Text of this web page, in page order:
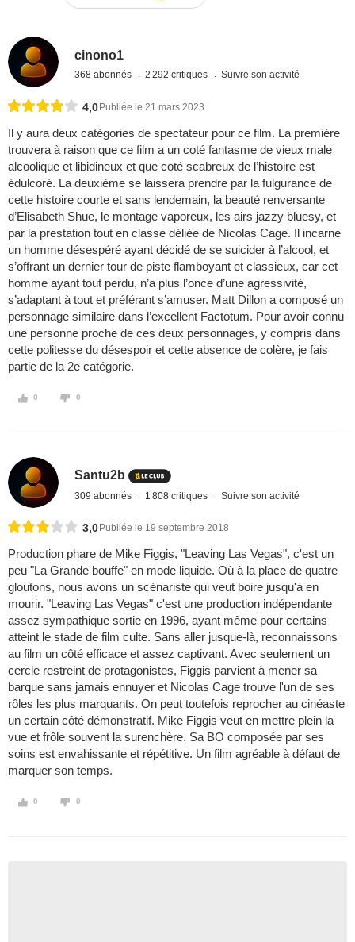
cinono1
368 abonnés 2 292 critiques Suivre son activité
4,0 Publiée le 21 mars 2023
Il y aura deux catégories de spectateur pour ce film. La première
trouvera à raison que ce film a un coté fantasme de vieux male
alcoolique et libidineux et que coté scabreux de l’histoire est
édulcoré. La deuxième se laissera prendre par la fulgurance de
cette histoire courte et sans lendemain, la beauté renversante
d’Elisabeth Shue, le montage vaporeux, les airs jazzy bluesy, et
par la prestation tout en classe déliée de Nicolas Cage. Il incarne
un homme désespéré ayant décidé de se suicider à l’alcool, et
s’offrant un dernier tour de piste flamboyant et classieux, car cet
homme ayant tout perdu, n’a plus l’once d’une agressivité,
s’adaptant à tout et préférant s’amuser. Matt Dillon a composé un
personnage similaire dans l’excellent Factotum. Pour avoir connu
une personne proche de ces deux personnages, y compris dans
cette politesse du désespoir et cette absence de colère, je fais
partie de la 2e catégorie.
0 0
Santu2b
309 abonnés 1 808 critiques Suivre son activité
3,0 Publiée le 19 septembre 2018
Production phare de Mike Figgis, "Leaving Las Vegas", c'est un
peu "La Grande bouffe" en mode liquide. Où à la place de quatre
gloutons, nous avons un scénariste qui veut boire jusqu'à en
mourir. "Leaving Las Vegas" c'est une production indépendante
assez sympathique sortie en 1996, ayant même pour certains
atteint le stade de film culte. Sans aller jusque-là, reconnaissons
au film un côté efficace et assez captivant. Avec seulement un
cercle restreint de protagonistes, Figgis parvient à mener sa
barque sans jamais ennuyer et Nicolas Cage trouve l'un de ses
rôles les plus marquants. On peut toutefois reprocher au cinéaste
un certain côté démonstratif. Mike Figgis veut en mettre plein la
vue et frôle souvent la surenchère. Sa BO composée par ses
soins est envahissante et répétitive. Un film agréable à défaut de
marquer son temps.
0 0